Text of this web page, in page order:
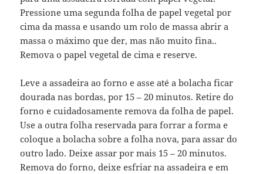
Pressione uma segunda folha de papel vegetal por
cima da massa e usando um rolo de massa abrir a
massa o máximo que der, mas não muito fina..
Remova o papel vegetal de cima e reserve.
Leve a assadeira ao forno e asse até a bolacha ficar
dourada nas bordas, por 15 – 20 minutos. Retire do
forno e cuidadosamente remova da folha de papel.
Use a outra folha reservada para forrar a forma e
coloque a bolacha sobre a folha nova, para assar do
outro lado. Deixe assar por mais 15 – 20 minutos.
Remova do forno, deixe esfriar na assadeira e em